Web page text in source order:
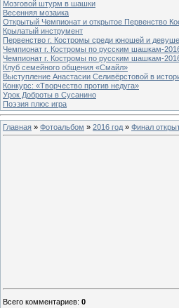
Мозговой штурм в шашки
Весенняя мозаика
Открытый Чемпионат и открытое Первенство
Крылатый инструмент
Первенство г. Костромы среди юношей и
Чемпионат г. Костромы по русским шашкам-
Чемпионат г. Костромы по русским шашкам-
Клуб семейного общения «Смайл»
Выступление Анастасии Селивёрстовой в
Конкурс: «Творчество против недуга»
Урок Доброты в Сусанино
Поэзия плюс игра
Главная » Фотоальбом » 2016 год » Финал
Всего комментариев: 0